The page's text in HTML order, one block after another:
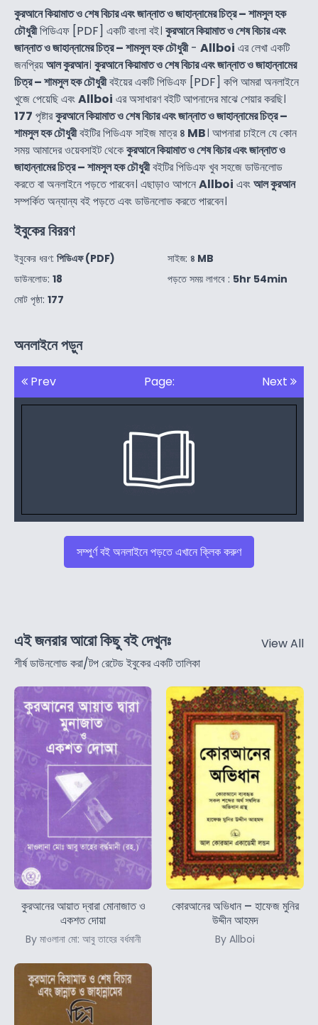
কুরআনে কিয়ামাত ও শেষ বিচার এবং জান্নাত ও জাহান্নামের চিত্র – শামসুল হক
চৌধুরীপিডিএফ [PDF] একটি বাংলা বই। কুরআনে কিয়ামাত ও শেষ বিচার এবং
জান্নাত ও জাহান্নামের চিত্র – শামসুল হক চৌধুরী- Allboi এর লেখা একটি
জনপ্রিয়আল কুরআন। কুরআনে কিয়ামাত ও শেষ বিচার এবং জান্নাত ও জাহান্নামের
চিত্র – শামসুল হক চৌধুরীবইয়ের একটি পিডিএফ [PDF] কপি আমরা অনলাইনে
খুজে পেয়েছি এবংAllboi এর অসাধারণ বইটি আপনাদের মাঝে শেয়ার করছি।
177 পৃষ্টারকুরআনে কিয়ামাত ও শেষ বিচার এবং জান্নাত ও জাহান্নামের চিত্র –
শামসুল হক চৌধুরীবইটির পিডিএফ সাইজ মাত্র৪ MB। আপনারা চাইলে যে কোন
সময় আমাদের ওয়েবসাইট থেকেকুরআনে কিয়ামাত ও শেষ বিচার এবং জান্নাত ও
জাহান্নামের চিত্র – শামসুল হক চৌধুরীবইটির পিডিএফ খুব সহজে ডাউনলোড
করতে বা অনলাইনে পড়তে পারবেন। এছাড়াও আপনেAllboi এবংআল কুরআন
সম্পর্কিত অন্যান্য বই পড়তে এবং ডাউনলোড করতে পারবেন।
ইবুকের বিররণ
ইবুকের ধরণ: পিডিএফ (PDF)
ডাউনলোড: 18
মোট পৃষ্ঠা: 177
সাইজ: ৪ MB
পড়তে সময় লাগবে : 5hr 54min
অনলাইনে পড়ুন
Prev Page: Next
সম্পুর্ণ বই অনলাইনে পড়তে এখানে ক্লিক করুণ
এই জনরার আরো কিছু বই দেখুনঃ
শীর্ষ ডাউনলোড করা/টপ রেটেড ইবুকের একটি তালিকা
View All
কুরআনের আয়াত দ্বারা মোনাজাত ও
একশত দোয়া
By মাওলানা মো: আবু তাহের বর্ধমানী
কোরআনের অভিধান – হাফেজ মুনির
উদ্দীন আহমদ
By Allboi